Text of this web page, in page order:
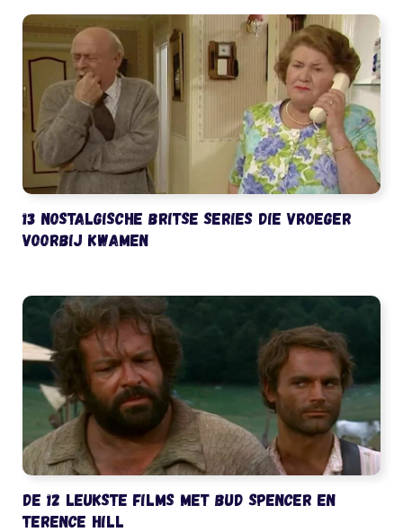
13 nostalgische Britse series die vroeger
voorbij kwamen
De 12 leukste films met Bud Spencer en
Terence Hill